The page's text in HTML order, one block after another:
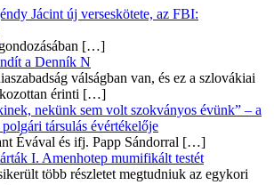
Jácint új verseskötete, az FBI:
[…]
a Denník N
válságban van, és ez a szlovákiai
érinti […]
nekünk sem volt szokványos évünk” – a
társulás évértékelője
Évával és ifj. Papp Sándorral […]
I. Amenhotep mumifikált testét
több részletet megtudniuk az egykori